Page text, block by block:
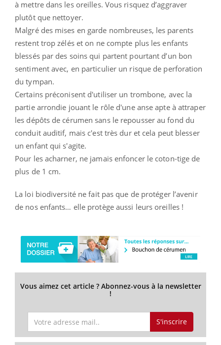
à mettre dans les oreilles. Vous risquez d’aggraver
plutôt que nettoyer.
Malgré des mises en garde nombreuses, les parents
restent trop zélés et on ne compte plus les enfants
blessés par des soins qui partent pourtant d’un bon
sentiment avec, en particulier un risque de perforation
du tympan.
Certains préconisent d'utiliser un trombone, avec la
partie arrondie jouant le rôle d'une anse apte à attraper
les dépôts de cérumen sans le repousser au fond du
conduit auditif, mais c'est très dur et cela peut blesser
un enfant qui s'agite.
Pour les acharner, ne jamais enfoncer le coton-tige de
plus de 1 cm.
La loi biodiversité ne fait pas que de protéger l’avenir
de nos enfants… elle protège aussi leurs oreilles !
Vous aimez cet article ? Abonnez-vous à la newsletter
!
S'inscrire